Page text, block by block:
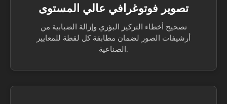
تصوير فوتوغرافي عالي المستوى
تصحيح أخطاء التركيز البؤري وإزالة الضبابية من
أرشيفات الصور لضمان مطابقة كل لقطة للمعايير
الصناعية.